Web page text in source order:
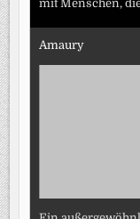
mit Menschen,
Amaury